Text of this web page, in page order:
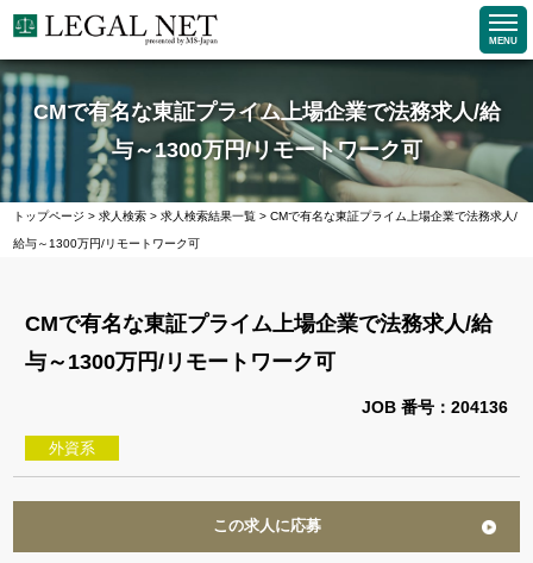
MENU
CMで有名な東証プライム上場企業で法務求人/給
与～1300万円/リモートワーク可
トップページ >求人検索 >求人検索結果一覧 >CMで有名な東証プライム上場企業で法務求人/
給与～1300万円/リモートワーク可
CMで有名な東証プライム上場企業で法務求人/給
与～1300万円/リモートワーク可
JOB 番号：204136
外資系
この求人に応募